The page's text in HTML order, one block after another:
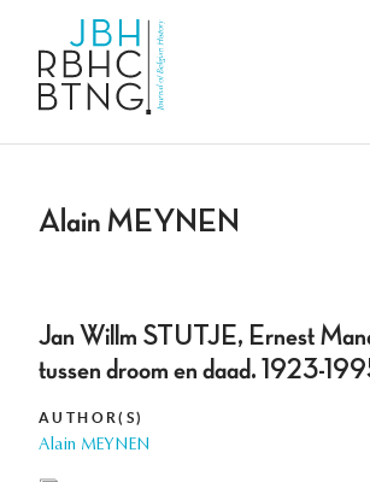
Alain MEYNEN
Jan Willm STUTJE, Ernest
tussen droom en daad. 1923-
AUTHOR(S)
Alain MEYNEN